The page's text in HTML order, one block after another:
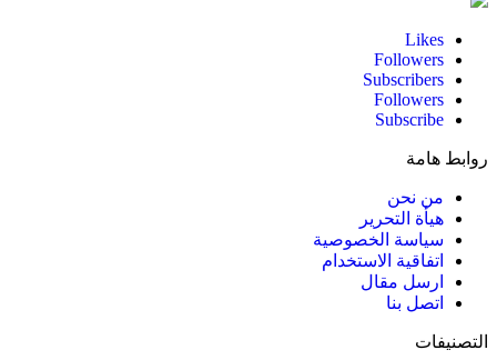
Likes
Followers
Subscribers
Followers
Subscribe
روابط هامة
من نحن
هيأة التحرير
سياسة الخصوصية
اتفاقية الاستخدام
ارسل مقال
اتصل بنا
التصنيفات